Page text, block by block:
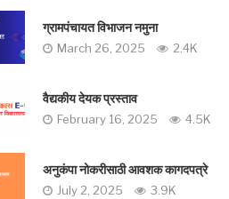
ग्रामपंचायत विभाजन नमुना
March 26, 2025 2.4K
वैद्यकीय देयक प्रस्ताव
February 16, 2025 4.5K
अनुकंपा नोकरीसाठी आवशक कागदपत्रे
July 2, 2025 3.9K